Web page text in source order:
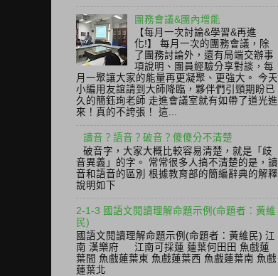
團務會議&團內增能
【每月一次討論&學習&再進
化!】 每月一次的團務會議，除
了團務討論外，還有局端交辦事
項說明、團員經驗分享對談，每
月一聚讓大家的能量再更凝聚、更強大。 今天
小編用友誼請到大師降臨，夥伴們引頸期盼已
久的簡鈺珣老師 走進會議室就有如帶了道光進
來！真的不誇張！ 這...
讀音？語音？破音？傻傻分不清楚
破音字，大家大概比較容易清楚，就是「歧
音異義」的字。 常常很多人搞不清楚的是，讀
音和語音的區別 根據教育部的簡編辭典的解釋
說明如下
2-1-3 國語文閱讀理解命題示例(命題者：黃維
民)
國語文閱讀理解命題示例(命題者：黃維民) 江
南 漢樂府 江南可採蓮 蓮葉何田田 魚戲蓮
葉間 魚戲蓮葉東 魚戲蓮葉西 魚戲蓮葉南 魚戲
蓮葉北